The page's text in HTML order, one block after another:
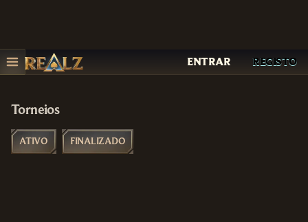
ENTRAR REGISTO
Torneios
ATIVO FINALIZADO